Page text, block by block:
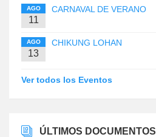
AGO
11
CARNAVAL DE VERANO
AGO
13
CHIKUNG LOHAN
Ver todos los Eventos
ÚLTIMOS DOCUMENTOS